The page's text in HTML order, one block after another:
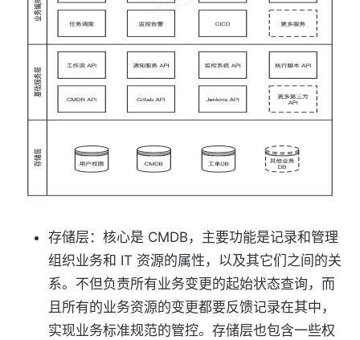
存储层：核心是 CMDB，主要功能是记录和管理
组织业务和 IT 资源的属性，以及其它们之间的关
系。不但负责所有业务变更的起始状态查询，而
且所有的业务资源的变更都要反馈记录在其中，
实现业务标准规范的管控。存储层也包含一些权